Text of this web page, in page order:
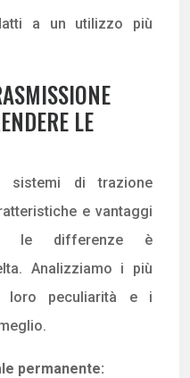
a un utilizzo più
LE
sistemi di trazione
e vantaggi
le differenze è
Analizziamo i più
loro peculiarità e i
permanente: